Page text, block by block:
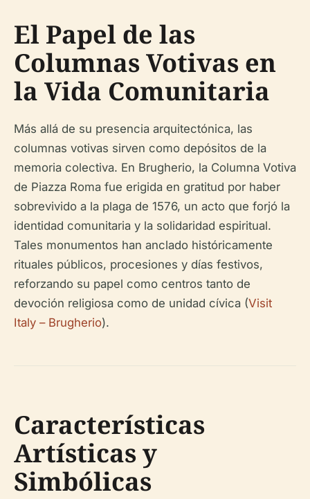
El Papel de las
Columnas Votivas en
la Vida Comunitaria
Más allá de su presencia arquitectónica, las
columnas votivas sirven como depósitos de la
memoria colectiva. En Brugherio, la Columna Votiva
de Piazza Roma fue erigida en gratitud por haber
sobrevivido a la plaga de 1576, un acto que forjó la
identidad comunitaria y la solidaridad espiritual.
Tales monumentos han anclado históricamente
rituales públicos, procesiones y días festivos,
reforzando su papel como centros tanto de
devoción religiosa como de unidad cívica (Visit
Italy – Brugherio).
Características
Artísticas y
Simbólicas